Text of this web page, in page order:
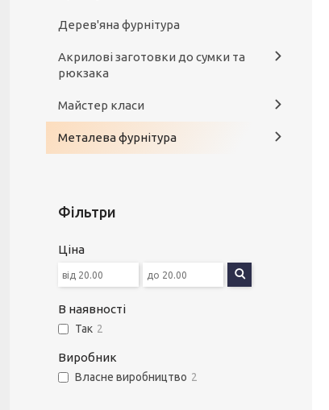
Дерев'яна фурнітура
Акрилові заготовки до сумки та
рюкзака
Майстер класи
Металева фурнітура
Фільтри
Ціна
В наявності
Так 2
Виробник
Власне виробництво 2